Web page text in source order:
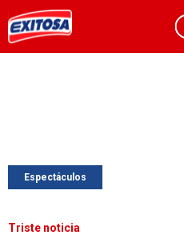
Espectáculos
Triste noticia